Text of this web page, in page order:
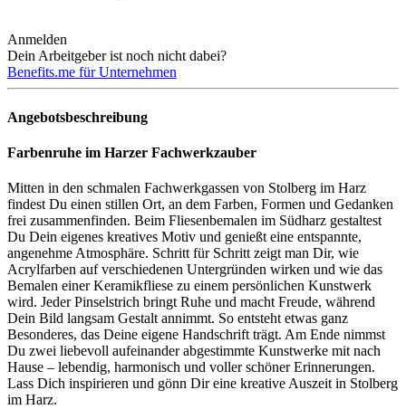
Anmelden
Dein Arbeitgeber ist noch nicht dabei?
Benefits.me für Unternehmen
Angebotsbeschreibung
Farbenruhe im Harzer Fachwerkzauber
Mitten in den schmalen Fachwerkgassen von Stolberg im Harz
findest Du einen stillen Ort, an dem Farben, Formen und Gedanken
frei zusammenfinden. Beim Fliesenbemalen im Südharz gestaltest
Du Dein eigenes kreatives Motiv und genießt eine entspannte,
angenehme Atmosphäre. Schritt für Schritt zeigt man Dir, wie
Acrylfarben auf verschiedenen Untergründen wirken und wie das
Bemalen einer Keramikfliese zu einem persönlichen Kunstwerk
wird. Jeder Pinselstrich bringt Ruhe und macht Freude, während
Dein Bild langsam Gestalt annimmt. So entsteht etwas ganz
Besonderes, das Deine eigene Handschrift trägt. Am Ende nimmst
Du zwei liebevoll aufeinander abgestimmte Kunstwerke mit nach
Hause – lebendig, harmonisch und voller schöner Erinnerungen.
Lass Dich inspirieren und gönn Dir eine kreative Auszeit in Stolberg
im Harz.